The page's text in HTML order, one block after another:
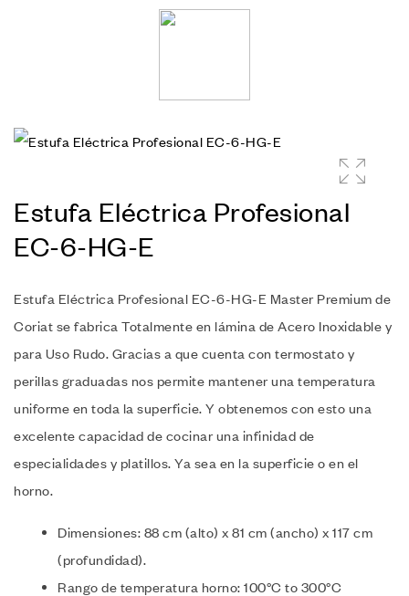
🔍
Estufa Eléctrica Profesional
EC-6-HG-E
Estufa Eléctrica Profesional EC-6-HG-E Master Premium de
Coriat se fabrica Totalmente en lámina de Acero Inoxidable y
para Uso Rudo. Gracias a que cuenta con termostato y
perillas graduadas nos permite mantener una temperatura
uniforme en toda la superficie. Y obtenemos con esto una
excelente capacidad de cocinar una infinidad de
especialidades y platillos. Ya sea en la superficie o en el
horno.
Dimensiones: 88 cm (alto) x 81 cm (ancho) x 117 cm
(profundidad).
Rango de temperatura horno: 100°C to 300°C